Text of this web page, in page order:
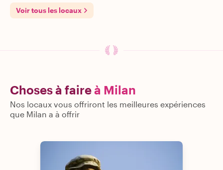
Voir tous les locaux
Choses à faireà Milan
Nos locaux vous offriront les meilleures expériences
que Milan a à offrir